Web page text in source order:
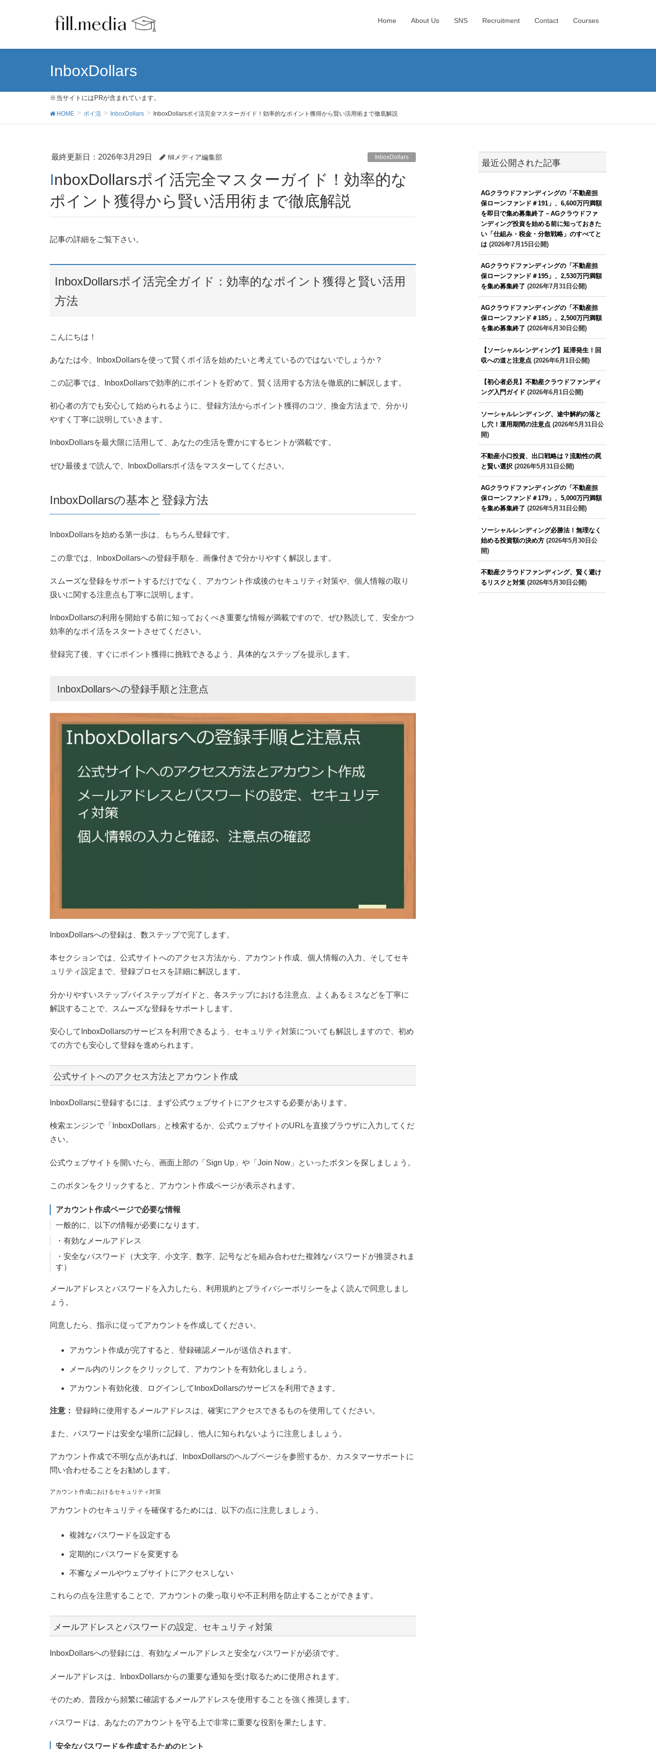
Home About Us SNS Recruitment Contact Courses
InboxDollars
※当サイトにはPRが含まれています。
HOME ポイ活 InboxDollars InboxDollarsポイ活完全マスターガイド！効率的なポイント獲得から賢い活用術まで徹底解説
最終更新日：2026年3月29日 fillメディア編集部 InboxDollars
InboxDollarsポイ活完全マスターガイド！効率的な
ポイント獲得から賢い活用術まで徹底解説
記事の詳細をご覧下さい。
InboxDollarsポイ活完全ガイド：効率的なポイント獲得と賢い活用
方法
こんにちは！
あなたは今、InboxDollarsを使って賢くポイ活を始めたいと考えているのではないでしょうか？
この記事では、InboxDollarsで効率的にポイントを貯めて、賢く活用する方法を徹底的に解説します。
初心者の方でも安心して始められるように、登録方法からポイント獲得のコツ、換金方法まで、分かり
やすく丁寧に説明していきます。
InboxDollarsを最大限に活用して、あなたの生活を豊かにするヒントが満載です。
ぜひ最後まで読んで、InboxDollarsポイ活をマスターしてください。
InboxDollarsの基本と登録方法
InboxDollarsを始める第一歩は、もちろん登録です。
この章では、InboxDollarsへの登録手順を、画像付きで分かりやすく解説します。
スムーズな登録をサポートするだけでなく、アカウント作成後のセキュリティ対策や、個人情報の取り
扱いに関する注意点も丁寧に説明します。
InboxDollarsの利用を開始する前に知っておくべき重要な情報が満載ですので、ぜひ熟読して、安全かつ
効率的なポイ活をスタートさせてください。
登録完了後、すぐにポイント獲得に挑戦できるよう、具体的なステップを提示します。
InboxDollarsへの登録手順と注意点
InboxDollarsへの登録は、数ステップで完了します。
本セクションでは、公式サイトへのアクセス方法から、アカウント作成、個人情報の入力、そしてセキ
ュリティ設定まで、登録プロセスを詳細に解説します。
分かりやすいステップバイステップガイドと、各ステップにおける注意点、よくあるミスなどを丁寧に
解説することで、スムーズな登録をサポートします。
安心してInboxDollarsのサービスを利用できるよう、セキュリティ対策についても解説しますので、初め
ての方でも安心して登録を進められます。
公式サイトへのアクセス方法とアカウント作成
InboxDollarsに登録するには、まず公式ウェブサイトにアクセスする必要があります。
検索エンジンで「InboxDollars」と検索するか、公式ウェブサイトのURLを直接ブラウザに入力してくだ
さい。
公式ウェブサイトを開いたら、画面上部の「Sign Up」や「Join Now」といったボタンを探しましょう。
このボタンをクリックすると、アカウント作成ページが表示されます。
アカウント作成ページで必要な情報
一般的に、以下の情報が必要になります。
・有効なメールアドレス
・安全なパスワード（大文字、小文字、数字、記号などを組み合わせた複雑なパスワードが推奨されま
す）
メールアドレスとパスワードを入力したら、利用規約とプライバシーポリシーをよく読んで同意しまし
ょう。
同意したら、指示に従ってアカウントを作成してください。
アカウント作成が完了すると、登録確認メールが送信されます。
メール内のリンクをクリックして、アカウントを有効化しましょう。
アカウント有効化後、ログインしてInboxDollarsのサービスを利用できます。
注意： 登録時に使用するメールアドレスは、確実にアクセスできるものを使用してください。
また、パスワードは安全な場所に記録し、他人に知られないように注意しましょう。
アカウント作成で不明な点があれば、InboxDollarsのヘルプページを参照するか、カスタマーサポートに
問い合わせることをお勧めします。
アカウント作成におけるセキュリティ対策
アカウントのセキュリティを確保するためには、以下の点に注意しましょう。
複雑なパスワードを設定する
定期的にパスワードを変更する
不審なメールやウェブサイトにアクセスしない
これらの点を注意することで、アカウントの乗っ取りや不正利用を防止することができます。
メールアドレスとパスワードの設定、セキュリティ対策
InboxDollarsへの登録には、有効なメールアドレスと安全なパスワードが必須です。
メールアドレスは、InboxDollarsからの重要な通知を受け取るために使用されます。
そのため、普段から頻繁に確認するメールアドレスを使用することを強く推奨します。
パスワードは、あなたのアカウントを守る上で非常に重要な役割を果たします。
安全なパスワードを作成するためのヒント
最近公開された記事
AGクラウドファンディングの「不動産担
保ローンファンド＃191」、6,600万円満額
を即日で集め募集終了－AGクラウドファ
ンディング投資を始める前に知っておきた
い「仕組み・税金・分散戦略」のすべてと
は(2026年7月15日公開)
AGクラウドファンディングの「不動産担
保ローンファンド＃195」、2,530万円満額
を集め募集終了 (2026年7月31日公開)
AGクラウドファンディングの「不動産担
保ローンファンド＃185」、2,500万円満額
を集め募集終了 (2026年6月30日公開)
【ソーシャルレンディング】延滞発生！回
収への道と注意点(2026年6月1日公開)
【初心者必見】不動産クラウドファンディ
ング入門ガイド (2026年6月1日公開)
ソーシャルレンディング、途中解約の落と
し穴！運用期間の注意点(2026年5月31日公
開)
不動産小口投資、出口戦略は？流動性の罠
と賢い選択(2026年5月31日公開)
AGクラウドファンディングの「不動産担
保ローンファンド＃179」、5,000万円満額
を集め募集終了 (2026年5月31日公開)
ソーシャルレンディング必勝法！無理なく
始める投資額の決め方(2026年5月30日公
開)
不動産クラウドファンディング、賢く避け
るリスクと対策(2026年5月30日公開)